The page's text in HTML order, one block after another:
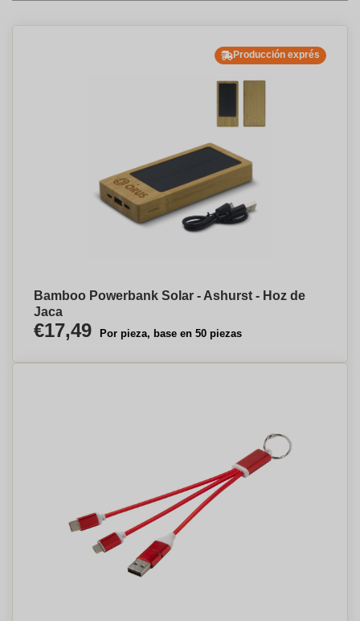
Producción exprés
Bamboo Powerbank Solar - Ashurst - Hoz de
Jaca
€17,49 Por pieza, base en 50 piezas